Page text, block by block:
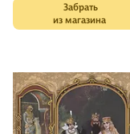
Забрать
из магазина